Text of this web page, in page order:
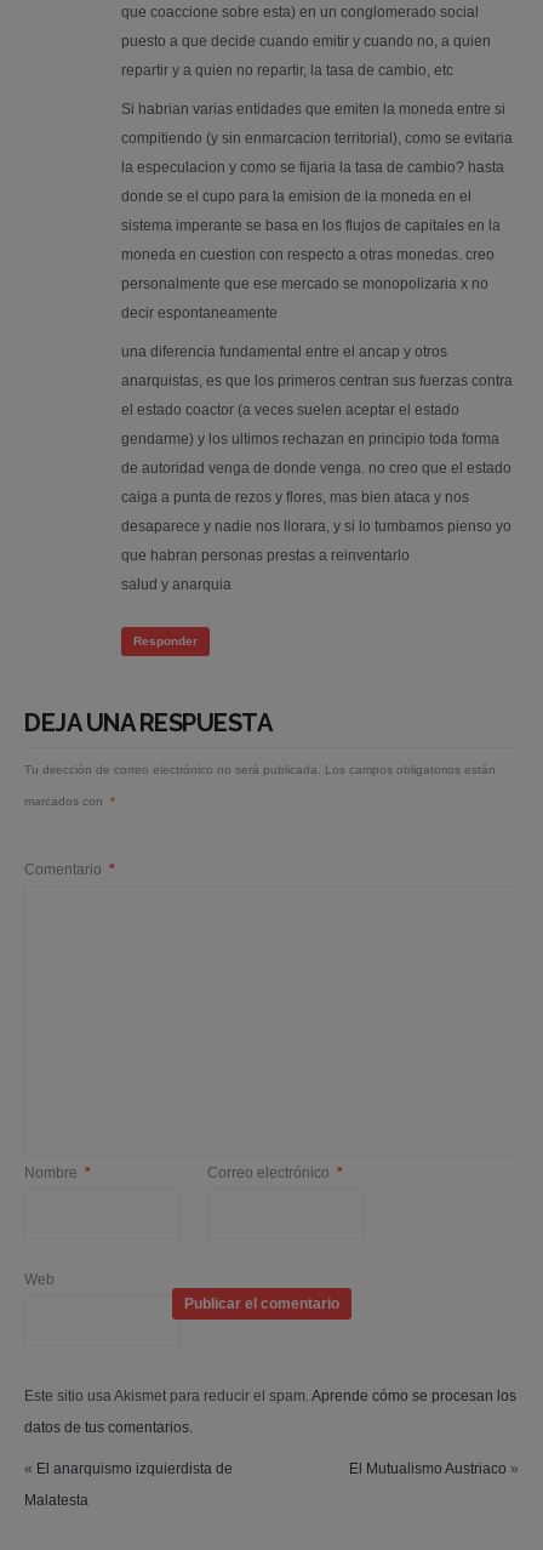
que coaccione sobre esta) en un conglomerado social
puesto a que decide cuando emitir y cuando no, a quien
repartir y a quien no repartir, la tasa de cambio, etc
Si habrian varias entidades que emiten la moneda entre si
compitiendo (y sin enmarcacion territorial), como se evitaria
la especulacion y como se fijaria la tasa de cambio? hasta
donde se el cupo para la emision de la moneda en el
sistema imperante se basa en los flujos de capitales en la
moneda en cuestion con respecto a otras monedas. creo
personalmente que ese mercado se monopolizaria x no
decir espontaneamente
una diferencia fundamental entre el ancap y otros
anarquistas, es que los primeros centran sus fuerzas contra
el estado coactor (a veces suelen aceptar el estado
gendarme) y los ultimos rechazan en principio toda forma
de autoridad venga de donde venga. no creo que el estado
caiga a punta de rezos y flores, mas bien ataca y nos
desaparece y nadie nos llorara, y si lo tumbamos pienso yo
que habran personas prestas a reinventarlo
salud y anarquia
Responder
DEJA UNA RESPUESTA
Tu dirección de correo electrónico no será publicada. Los campos obligatorios están
marcados con *
Comentario *
Nombre * Correo electrónico *
Web
Este sitio usa Akismet para reducir el spam. Aprende cómo se procesan los
datos de tus comentarios.
« El anarquismo izquierdista de
Malatesta
El Mutualismo Austriaco »